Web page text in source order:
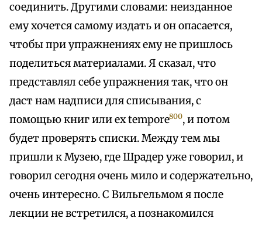
соединить. Другими словами: неизданное
ему хочется самому издать и он опасается,
чтобы при упражнениях ему не пришлось
поделиться материалами. Я сказал, что
представлял себе упражнения так, что он
даст нам надписи для списывания, с
помощью книг или ex tempore800, и потом
будет проверять списки. Между тем мы
пришли к Музею, где Шрадер уже говорил, и
говорил сегодня очень мило и содержательно,
очень интересно. С Вильгельмом я после
лекции не встретился, а познакомился